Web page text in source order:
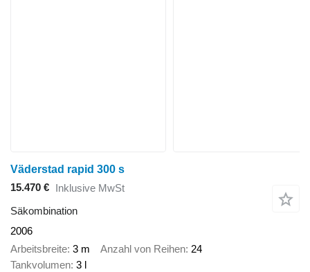
Väderstad rapid 300 s
15.470 €
Inklusive MwSt
Säkombination
2006
Arbeitsbreite 3 m Anzahl von Reihen 24
Tankvolumen 3 l